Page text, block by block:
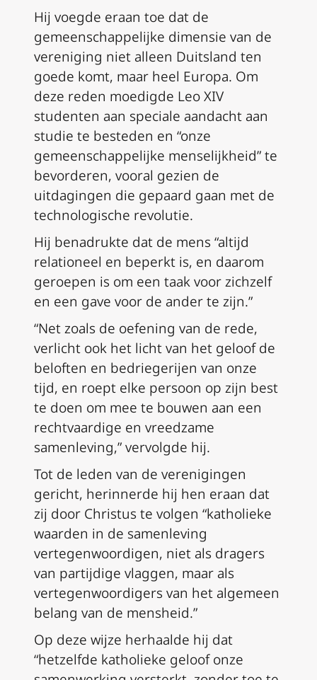
Hij voegde eraan toe dat de
gemeenschappelijke dimensie van de
vereniging niet alleen Duitsland ten
goede komt, maar heel Europa. Om
deze reden moedigde Leo XIV
studenten aan speciale aandacht aan
studie te besteden en “onze
gemeenschappelijke menselijkheid” te
bevorderen, vooral gezien de
uitdagingen die gepaard gaan met de
technologische revolutie.
Hij benadrukte dat de mens “altijd
relationeel en beperkt is, en daarom
geroepen is om een taak voor zichzelf
en een gave voor de ander te zijn.”
“Net zoals de oefening van de rede,
verlicht ook het licht van het geloof de
beloften en bedriegerijen van onze
tijd, en roept elke persoon op zijn best
te doen om mee te bouwen aan een
rechtvaardige en vreedzame
samenleving,” vervolgde hij.
Tot de leden van de verenigingen
gericht, herinnerde hij hen eraan dat
zij door Christus te volgen “katholieke
waarden in de samenleving
vertegenwoordigen, niet als dragers
van partijdige vlaggen, maar als
vertegenwoordigers van het algemeen
belang van de mensheid.”
Op deze wijze herhaalde hij dat
“hetzelfde katholieke geloof onze